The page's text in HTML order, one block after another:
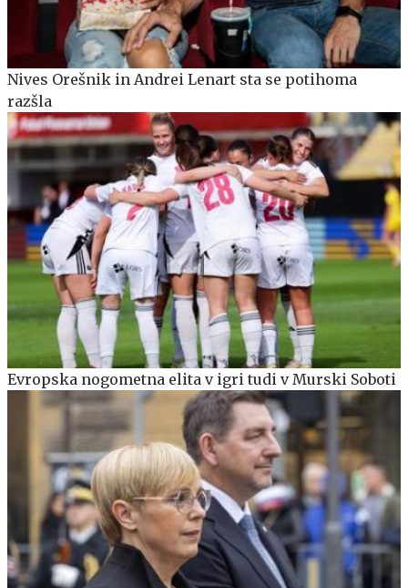
Nives Orešnik in Andrei Lenart sta se potihoma
razšla
Evropska nogometna elita v igri tudi v Murski Soboti